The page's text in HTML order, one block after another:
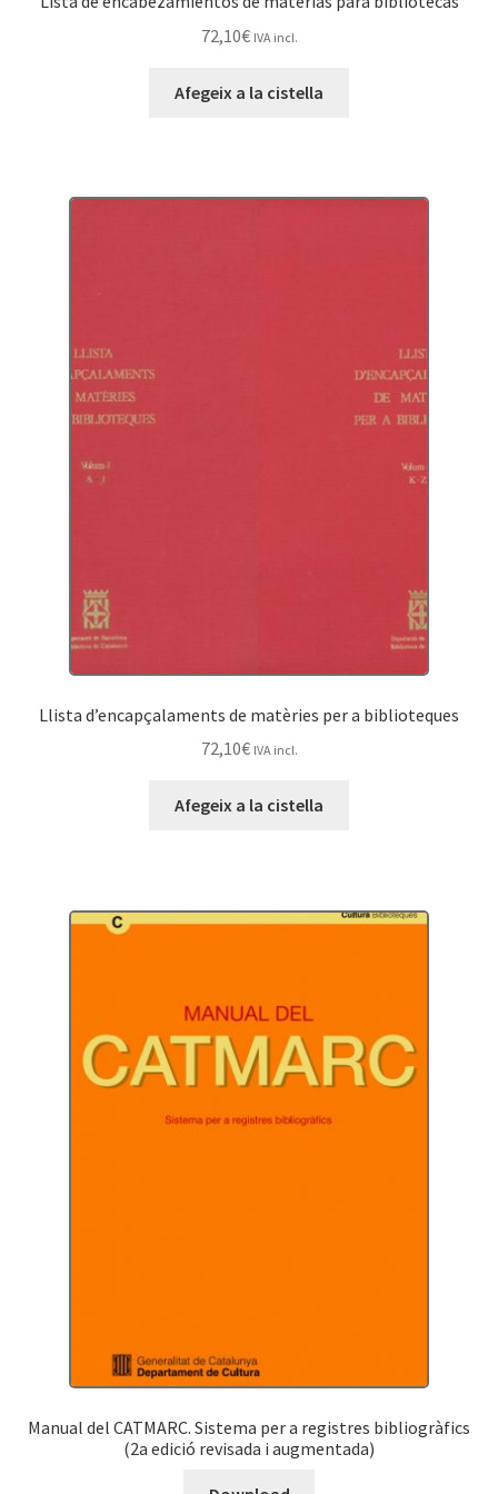
72,10€ IVA incl.
Afegeix a la cistella
Llista d’encapçalaments de matèries per a biblioteques
72,10€ IVA incl.
Afegeix a la cistella
Manual del CATMARC. Sistema per a registres bibliogràfics
(2a edició revisada i augmentada)